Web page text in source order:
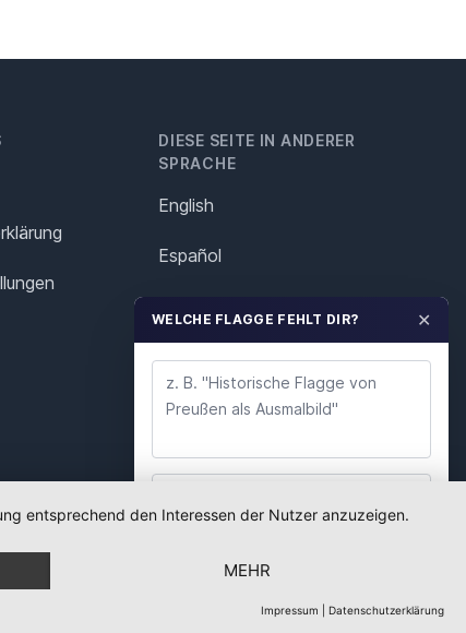
DIESE SEITE IN ANDERER
SPRACHE
English
Español
Italiano
Polska
Português
Nederlands
WELCHE FLAGGE FEHLT DIR? ✕
entsprechend den Interessen der Nutzer anzuzeigen.
MEHR
Impressum Datenschutzerklärung